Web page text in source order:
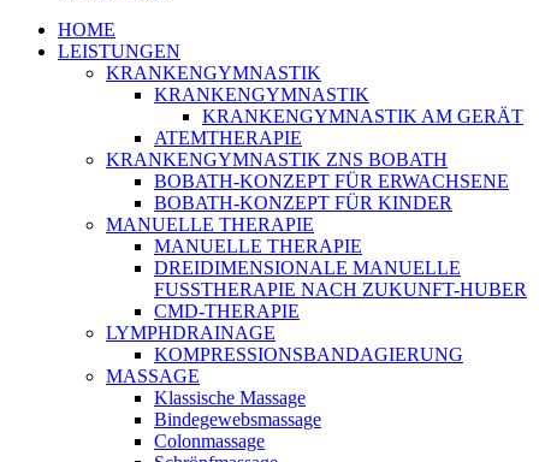
HOME
LEISTUNGEN
KRANKENGYMNASTIK
KRANKENGYMNASTIK
KRANKENGYMNASTIK AM GERÄT
ATEMTHERAPIE
KRANKENGYMNASTIK ZNS BOBATH
BOBATH-KONZEPT FÜR ERWACHSENE
BOBATH-KONZEPT FÜR KINDER
MANUELLE THERAPIE
MANUELLE THERAPIE
DREIDIMENSIONALE MANUELLE
FUSSTHERAPIE NACH ZUKUNFT-HUBER
CMD-THERAPIE
LYMPHDRAINAGE
KOMPRESSIONSBANDAGIERUNG
MASSAGE
Klassische Massage
Bindegewebsmassage
Colonmassage